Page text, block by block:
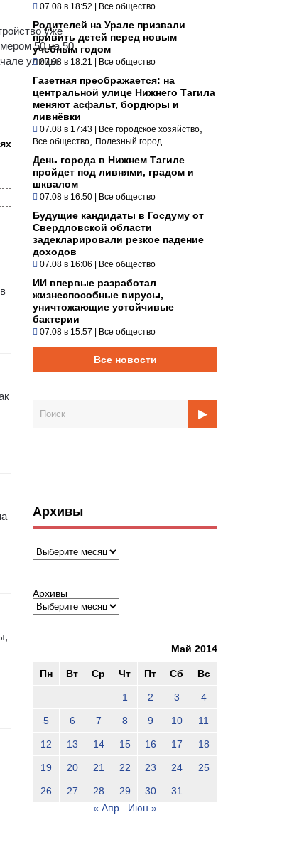
уже
50 на 50
улицы
07.08 в 18:52 | Все общество
Родителей на Урале призвали
привить детей перед новым
учебным годом
07.08 в 18:21 | Все общество
Газетная преображается: на
центральной улице Нижнего Тагила
меняют асфальт, бордюры и
ливнёвки
07.08 в 17:43 | Всё городское хозяйство
Все общество Полезный город
День города в Нижнем Тагиле
пройдет под ливнями, градом и
шквалом
07.08 в 16:50 | Все общество
Будущие кандидаты в Госдуму от
Свердловской области
задекларировали резкое падение
доходов
07.08 в 16:06 | Все общество
ИИ впервые разработал
жизнеспособные вирусы,
уничтожающие устойчивые
бактерии
07.08 в 15:57 | Все общество
Все новости
Архивы
Архивы
Архивы
Май 2014
Пн Вт Ср Чт Пт Сб Вс
1 2 3 4
5 6 7 8 9 10 11
12 13 14 15 16 17 18
19 20 21 22 23 24 25
26 27 28 29 30
31
« Апр
Июн »